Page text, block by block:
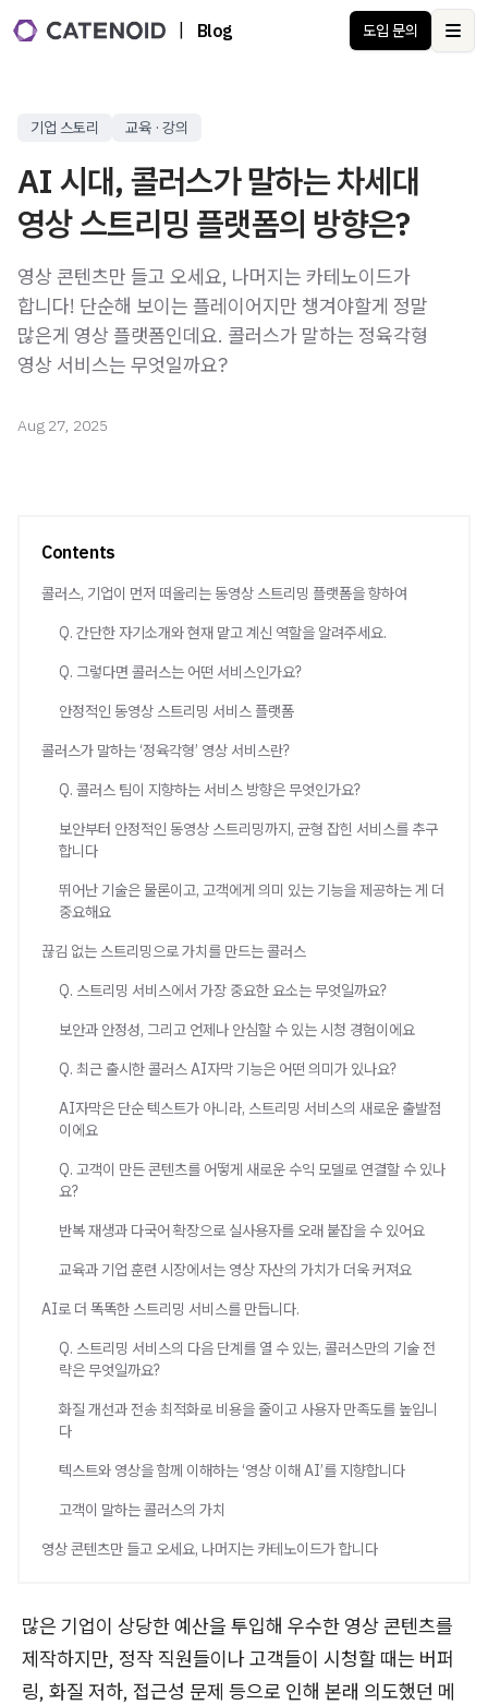
Blog 도입 문의
기업 스토리 교육 · 강의
AI 시대, 콜러스가 말하는 차세대
영상 스트리밍 플랫폼의 방향은?
영상 콘텐츠만 들고 오세요, 나머지는 카테노이드가
합니다! 단순해 보이는 플레이어지만 챙겨야할게 정말
많은게 영상 플랫폼인데요. 콜러스가 말하는 정육각형
영상 서비스는 무엇일까요?
Aug 27, 2025
Contents
콜러스, 기업이 먼저 떠올리는 동영상 스트리밍 플랫폼을 향하여
Q. 간단한 자기소개와 현재 맡고 계신 역할을 알려주세요.
Q. 그렇다면 콜러스는 어떤 서비스인가요?
안정적인 동영상 스트리밍 서비스 플랫폼
콜러스가 말하는 ‘정육각형’ 영상 서비스란?
Q. 콜러스 팀이 지향하는 서비스 방향은 무엇인가요?
보안부터 안정적인 동영상 스트리밍까지, 균형 잡힌 서비스를 추구
합니다
뛰어난 기술은 물론이고, 고객에게 의미 있는 기능을 제공하는 게 더
중요해요
끊김 없는 스트리밍으로 가치를 만드는 콜러스
Q. 스트리밍 서비스에서 가장 중요한 요소는 무엇일까요?
보안과 안정성, 그리고 언제나 안심할 수 있는 시청 경험이에요
Q. 최근 출시한 콜러스 AI자막 기능은 어떤 의미가 있나요?
AI자막은 단순 텍스트가 아니라, 스트리밍 서비스의 새로운 출발점
이에요
Q. 고객이 만든 콘텐츠를 어떻게 새로운 수익 모델로 연결할 수 있나
요?
반복 재생과 다국어 확장으로 실사용자를 오래 붙잡을 수 있어요
교육과 기업 훈련 시장에서는 영상 자산의 가치가 더욱 커져요
AI로 더 똑똑한 스트리밍 서비스를 만듭니다.
Q. 스트리밍 서비스의 다음 단계를 열 수 있는, 콜러스만의 기술 전
략은 무엇일까요?
화질 개선과 전송 최적화로 비용을 줄이고 사용자 만족도를 높입니
다
텍스트와 영상을 함께 이해하는 ‘영상 이해 AI’를 지향합니다
고객이 말하는 콜러스의 가치
영상 콘텐츠만 들고 오세요, 나머지는 카테노이드가 합니다
많은 기업이 상당한 예산을 투입해 우수한 영상 콘텐츠를
제작하지만, 정작 직원들이나 고객들이 시청할 때는 버퍼
링, 화질 저하, 접근성 문제 등으로 인해 본래 의도했던 메